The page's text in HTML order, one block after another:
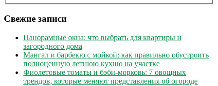
Свежие записи
Панорамные окна: что выбрать для квартиры и
загородного дома
Мангал и барбекю с мойкой: как правильно обустроить
полноценную летнюю кухню на участке
Фиолетовые томаты и бэби-морковь: 7 овощных
трендов, которые меняют представления об огороде